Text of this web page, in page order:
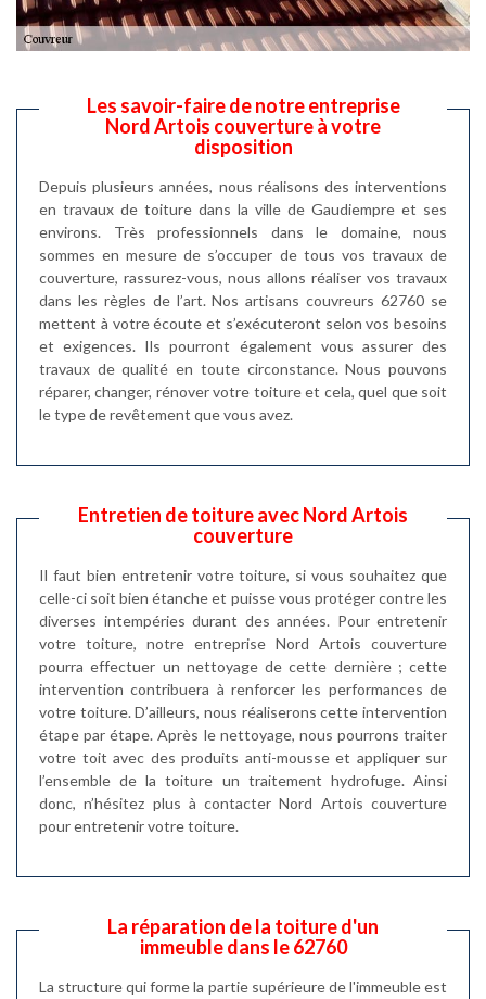
Les savoir-faire de notre entreprise
Nord Artois couverture à votre
disposition
Depuis plusieurs années, nous réalisons des interventions
en travaux de toiture dans la ville de Gaudiempre et ses
environs. Très professionnels dans le domaine, nous
sommes en mesure de s’occuper de tous vos travaux de
couverture, rassurez-vous, nous allons réaliser vos travaux
dans les règles de l’art. Nos artisans couvreurs 62760 se
mettent à votre écoute et s’exécuteront selon vos besoins
et exigences. Ils pourront également vous assurer des
travaux de qualité en toute circonstance. Nous pouvons
réparer, changer, rénover votre toiture et cela, quel que soit
le type de revêtement que vous avez.
Entretien de toiture avec Nord Artois
couverture
Il faut bien entretenir votre toiture, si vous souhaitez que
celle-ci soit bien étanche et puisse vous protéger contre les
diverses intempéries durant des années. Pour entretenir
votre toiture, notre entreprise Nord Artois couverture
pourra effectuer un nettoyage de cette dernière ; cette
intervention contribuera à renforcer les performances de
votre toiture. D’ailleurs, nous réaliserons cette intervention
étape par étape. Après le nettoyage, nous pourrons traiter
votre toit avec des produits anti-mousse et appliquer sur
l’ensemble de la toiture un traitement hydrofuge. Ainsi
donc, n’hésitez plus à contacter Nord Artois couverture
pour entretenir votre toiture.
La réparation de la toiture d'un
immeuble dans le 62760
La structure qui forme la partie supérieure de l'immeuble est